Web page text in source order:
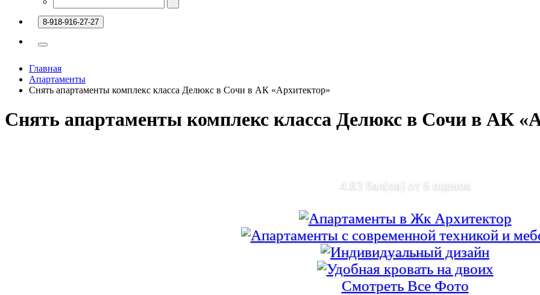
8-918-916-27-27
Главная
Апартаменты
Снять апартаменты комплекс класса Делюкс в Сочи в АК «Архитектор»
Снять апартаменты комплекс класса Делюкс в Сочи в АК
4.83 бал(ов) от 6 оценок
Смотреть Все Фото